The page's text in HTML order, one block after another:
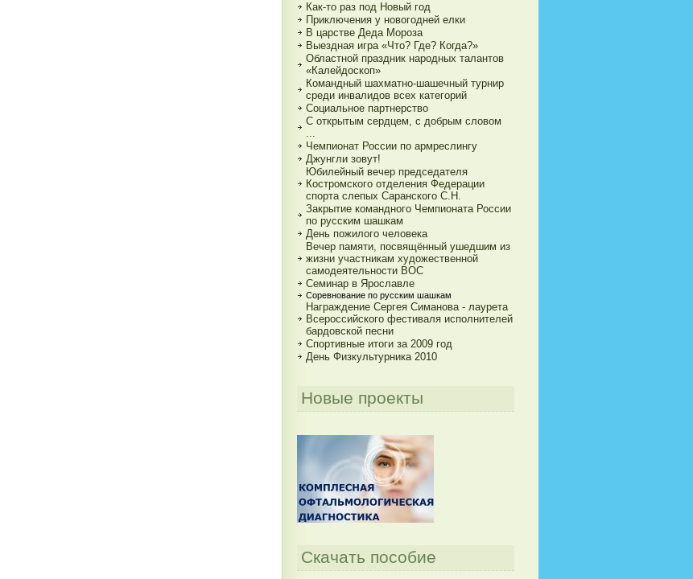
Как-то раз под Новый год
Приключения у новогодней елки
В царстве Деда Мороза
Выездная игра «Что? Где? Когда?»
Областной праздник народных талантов
«Калейдоскоп»
Командный шахматно-шашечный турнир
среди инвалидов всех категорий
Социальное партнерство
С открытым сердцем, с добрым словом
...
Чемпионат России по армреслингу
Джунгли зовут!
Юбилейный вечер председателя
Костромского отделения Федерации
спорта слепых Саранского С.Н.
Закрытие командного Чемпионата России
по русским шашкам
День пожилого человека
Вечер памяти, посвящённый ушедшим из
жизни участникам художественной
самодеятельности ВОС
Семинар в Ярославле
Соревнование по русским шашкам
Награждение Сергея Симанова - лаурета
Всероссийского фестиваля исполнителей
бардовской песни
Спортивные итоги за 2009 год
День Физкультурника 2010
Новые проекты
Скачать пособие